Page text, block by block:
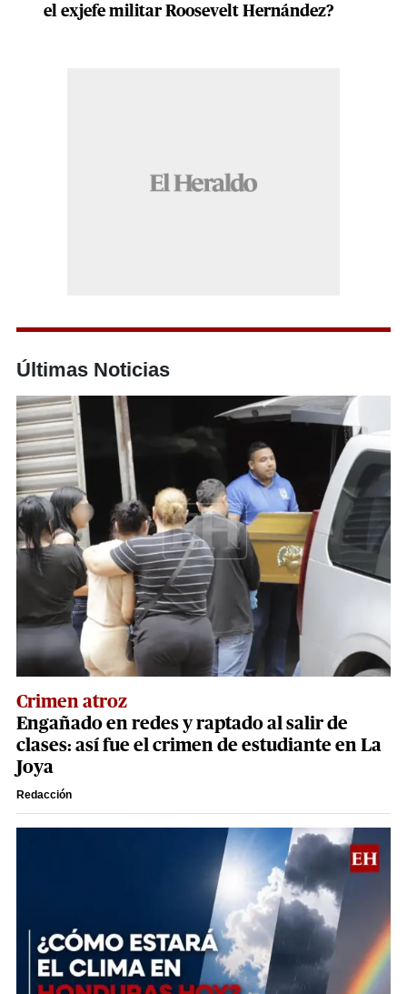
el exjefe militar Roosevelt Hernández?
Últimas Noticias
Crimen atroz
Engañado en redes y raptado al salir de
clases: así fue el crimen de estudiante en La
Joya
Redacción